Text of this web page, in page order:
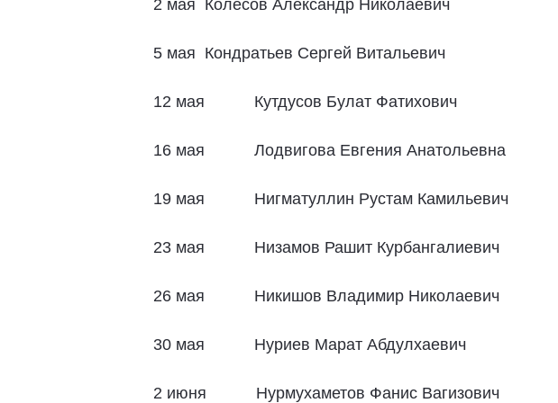
2 мая Колесов Александр Николаевич
5 мая Кондратьев Сергей Витальевич
12 мая Кутдусов Булат Фатихович
16 мая Лодвигова Евгения Анатольевна
19 мая Нигматуллин Рустам Камильевич
23 мая Низамов Рашит Курбангалиевич
26 мая Никишов Владимир Николаевич
30 мая Нуриев Марат Абдулхаевич
2 июня Нурмухаметов Фанис Вагизович